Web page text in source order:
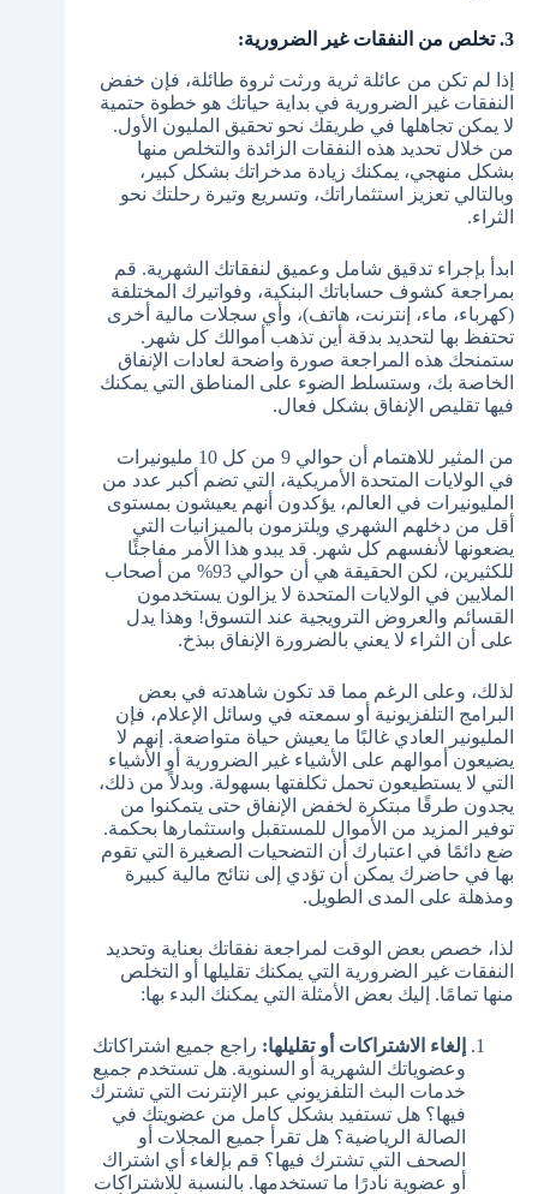
3. تخلص من النفقات غير الضرورية:
إذا لم تكن من عائلة ثرية ورثت ثروة طائلة، فإن خفض
النفقات غير الضرورية في بداية حياتك هو خطوة حتمية
لا يمكن تجاهلها في طريقك نحو تحقيق المليون الأول.
من خلال تحديد هذه النفقات الزائدة والتخلص منها
بشكل منهجي، يمكنك زيادة مدخراتك بشكل كبير،
وبالتالي تعزيز استثماراتك، وتسريع وتيرة رحلتك نحو
الثراء.
ابدأ بإجراء تدقيق شامل وعميق لنفقاتك الشهرية. قم
بمراجعة كشوف حساباتك البنكية، وفواتيرك المختلفة
(كهرباء، ماء، إنترنت، هاتف)، وأي سجلات مالية أخرى
تحتفظ بها لتحديد بدقة أين تذهب أموالك كل شهر.
ستمنحك هذه المراجعة صورة واضحة لعادات الإنفاق
الخاصة بك، وستسلط الضوء على المناطق التي يمكنك
فيها تقليص الإنفاق بشكل فعال.
من المثير للاهتمام أن حوالي 9 من كل 10 مليونيرات
في الولايات المتحدة الأمريكية، التي تضم أكبر عدد من
المليونيرات في العالم، يؤكدون أنهم يعيشون بمستوى
أقل من دخلهم الشهري ويلتزمون بالميزانيات التي
يضعونها لأنفسهم كل شهر. قد يبدو هذا الأمر مفاجئًا
للكثيرين، لكن الحقيقة هي أن حوالي 93% من أصحاب
الملايين في الولايات المتحدة لا يزالون يستخدمون
القسائم والعروض الترويجية عند التسوق! وهذا يدل
على أن الثراء لا يعني بالضرورة الإنفاق ببذخ.
لذلك، وعلى الرغم مما قد تكون شاهدته في بعض
البرامج التلفزيونية أو سمعته في وسائل الإعلام، فإن
المليونير العادي غالبًا ما يعيش حياة متواضعة. إنهم لا
يضيعون أموالهم على الأشياء غير الضرورية أو الأشياء
التي لا يستطيعون تحمل تكلفتها بسهولة. وبدلاً من ذلك،
يجدون طرقًا مبتكرة لخفض الإنفاق حتى يتمكنوا من
توفير المزيد من الأموال للمستقبل واستثمارها بحكمة.
ضع دائمًا في اعتبارك أن التضحيات الصغيرة التي تقوم
بها في حاضرك يمكن أن تؤدي إلى نتائج مالية كبيرة
ومذهلة على المدى الطويل.
لذا، خصص بعض الوقت لمراجعة نفقاتك بعناية وتحديد
النفقات غير الضرورية التي يمكنك تقليلها أو التخلص
منها تمامًا. إليك بعض الأمثلة التي يمكنك البدء بها:
إلغاء الاشتراكات أو تقليلها: راجع جميع اشتراكاتك
وعضوياتك الشهرية أو السنوية. هل تستخدم جميع
خدمات البث التلفزيوني عبر الإنترنت التي تشترك
فيها؟ هل تستفيد بشكل كامل من عضويتك في
الصالة الرياضية؟ هل تقرأ جميع المجلات أو
الصحف التي تشترك فيها؟ قم بإلغاء أي اشتراك
أو عضوية نادرًا ما تستخدمها. بالنسبة للاشتراكات